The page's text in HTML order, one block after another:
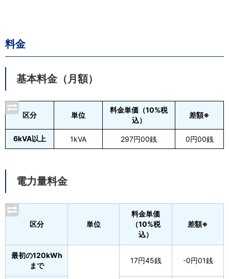
料金
基本料金（月額）
区分 単位
料金単価（10%税
込）
差額※
6kVA以上 1kVA 297円00銭 0円00銭
電力量料金
区分 単位
料金単価
（10%税
込）
差額※
最初の120kWh
まで
17円45銭 -0円01銭